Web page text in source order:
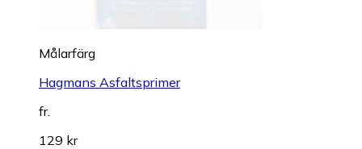
Målarfärg
Hagmans Asfaltsprimer
fr.
129 kr